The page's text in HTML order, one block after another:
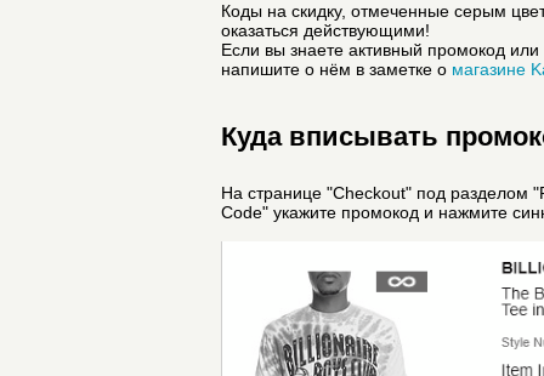
Коды на скидку, отмеченные серым
оказаться действующими!
Если вы знаете активный промокод
напишите о нём в заметке о магазине
Куда вписывать
На странице "Checkout" под разделом
Code" укажите промокод и нажмите